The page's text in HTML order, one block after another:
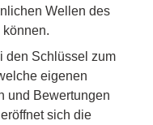
Wellen des
können.
den Schlüssel zum
eigenen
und Bewertungen
sich die